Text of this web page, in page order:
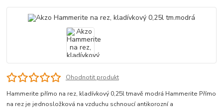
Ohodnotit produkt
Hammerite přímo na rez, kladívkový 0,25l tmavě modrá Hammerite Přímo
na rez je jednosložková na vzduchu schnoucí antikorozní a